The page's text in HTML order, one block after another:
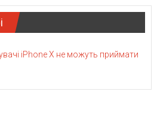
iPhone X не можуть приймати